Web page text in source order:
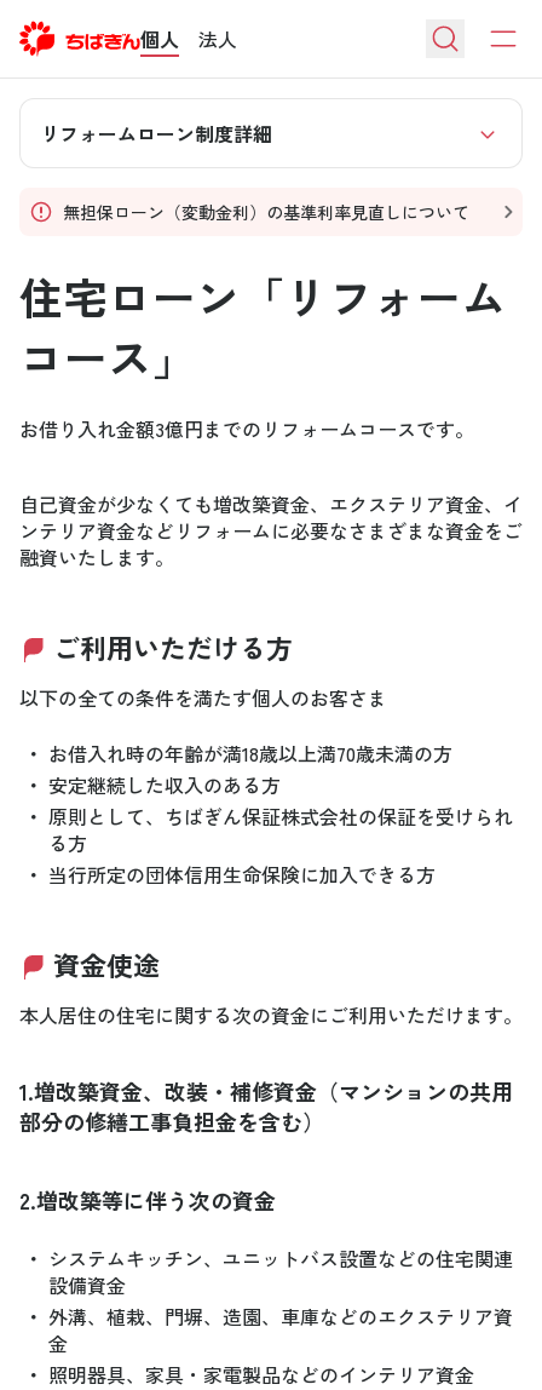
個人 法人
リフォームローン制度詳細
無担保ローン（変動金利）の基準利率見直しについて
住宅ローン「リフォーム
コース」
お借り入れ金額3億円までのリフォームコースです。
自己資金が少なくても増改築資金、エクステリア資金、イ
ンテリア資金などリフォームに必要なさまざまな資金をご
融資いたします。
ご利用いただける方
以下の全ての条件を満たす個人のお客さま
・ お借入れ時の年齢が満18歳以上満70歳未満の方
・ 安定継続した収入のある方
・ 原則として、ちばぎん保証株式会社の保証を受けられ
る方
・ 当行所定の団体信用生命保険に加入できる方
資金使途
本人居住の住宅に関する次の資金にご利用いただけます。
1.増改築資金、改装・補修資金（マンションの共用
部分の修繕工事負担金を含む）
2.増改築等に伴う次の資金
・ システムキッチン、ユニットバス設置などの住宅関連
設備資金
・ 外溝、植栽、門塀、造園、車庫などのエクステリア資
金
・ 照明器具、家具・家電製品などのインテリア資金